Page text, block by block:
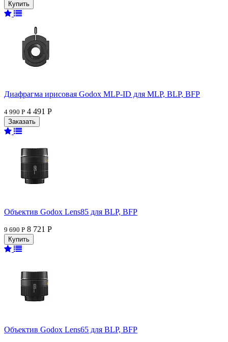
Диафрагма ирисовая Godox MLP-ID для MLP, BLP, BFP
4 990 Р 4 491 Р
Объектив Godox Lens85 для BLP, BFP
9 690 Р 8 721 Р
Объектив Godox Lens65 для BLP, BFP